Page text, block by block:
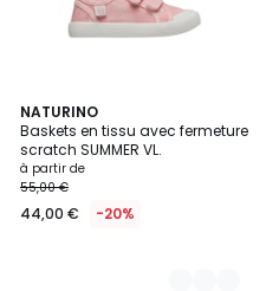
NATURINO
Baskets en tissu avec fermeture
scratch SUMMER VL.
à partir de
55,00 €
44,00 € -20%
8
Couleurs